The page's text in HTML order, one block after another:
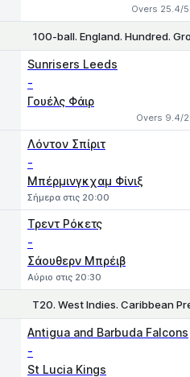
Overs 25.4/
100-ball. England. Hundred.
Sunrisers Leeds
-
Γουέλς Φάιρ
Overs 9.4/
Λόντον Σπίριτ
-
Μπέρμινγκχαμ Φίνιξ
Σήμερα στις 20:00
Τρεντ Ρόκετς
-
Σάουθερν Μπρέιβ
Αύριο στις 20:30
T20. West Indies. Caribbean
Antigua and Barbuda Falcons
-
St Lucia Kings